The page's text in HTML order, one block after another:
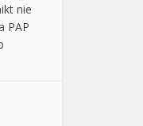
nie
PAP